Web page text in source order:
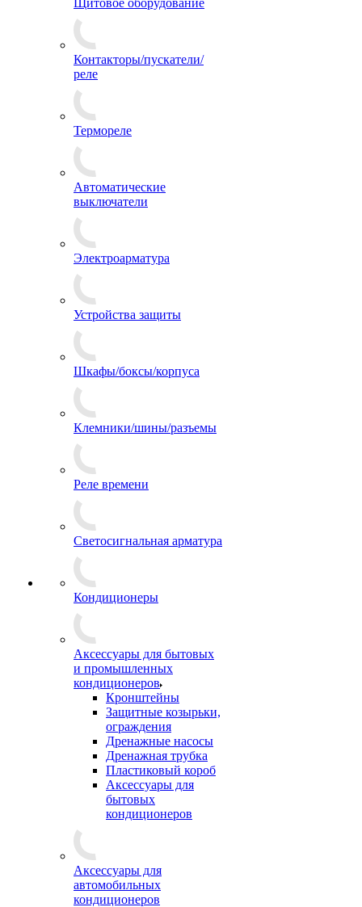
Щитовое оборудование
Контакторы/пускатели/
реле
Термореле
Автоматические
выключатели
Электроарматура
Устройства защиты
Шкафы/боксы/корпуса
Клемники/шины/разъемы
Реле времени
Светосигнальная арматура
Кондиционеры
Аксессуары для бытовых
и промышленных
кондиционеров
Кронштейны
Защитные козырьки,
ограждения
Дренажные насосы
Дренажная трубка
Пластиковый короб
Аксессуары для
бытовых
кондиционеров
Аксессуары для
автомобильных
кондиционеров